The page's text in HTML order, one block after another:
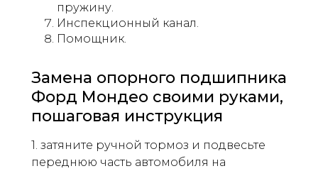
пружину.
Инспекционный канал.
Помощник.
Замена опорного подшипника
Форд Мондео своими руками,
пошаговая инструкция
1. затяните ручной тормоз и подвесьте
переднюю часть автомобиля на